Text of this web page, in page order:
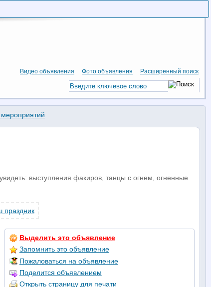
Видео объявления Фото объявления Расширенный поиск
выступления факиров, танцы с огнем, огненные
Выделить это объявление
Запомнить это объявление
Пожаловаться на объявление
Поделится объявлением
Открыть страницу для печати